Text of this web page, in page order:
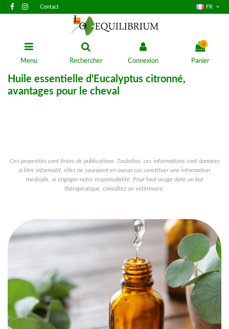
Contact FR
Menu Rechercher Connexion
0
Panier
Huile essentielle d'Eucalyptus citronné,
avantages pour le cheval
Ces propriétés sont tirées de publications. Toutefois, ces informations sont données
à titre informatif, elles ne sauraient en aucun cas constituer une information
médicale, ni engager notre responsabilité. Pour tout usage dans un but
thérapeutique, consultez un vétérinaire.